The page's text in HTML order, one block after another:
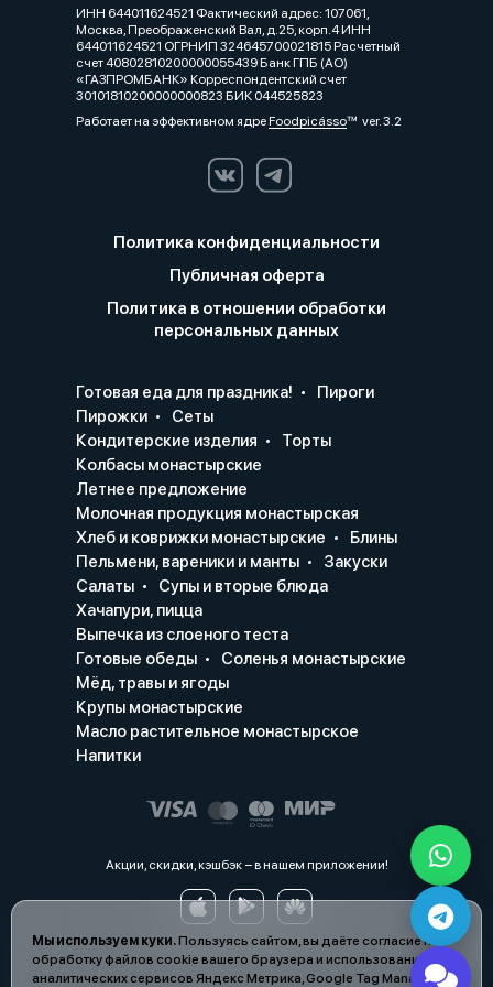
Мы используем куки.Пользуясь сайтом, вы даёте согласие на
обработку файлов cookie вашего браузера и использование
аналитических сервисов Яндекс Метрика, Google Tag Manager
ИНН 644011624521 Фактический адрес: 107061,
Москва, Преображенский Вал, д.25, корп.4 ИНН
644011624521 ОГРНИП 324645700021815 Расчетный
счет 40802810200000055439 Банк ГПБ (АО)
«ГАЗПРОМБАНК» Корреспондентский счет
30101810200000000823 БИК 044525823
Работает на эффективном ядреFoodpicássover. 3.2
Политика конфиденциальности
Публичная оферта
Политика в отношении обработки
персональных данных
Готовая еда для праздника!
Пироги
Пирожки
Сеты
Кондитерские изделия
Торты
Колбасы монастырские
Летнее предложение
Молочная продукция монастырская
Хлеб и коврижки монастырские
Блины
Пельмени, вареники и манты
Закуски
Салаты
Супы и вторые блюда
Хачапури, пицца
Выпечка из слоеного теста
Готовые обеды
Соленья монастырские
Мёд, травы и ягоды
Крупы монастырские
Масло растительное монастырское
Напитки
Акции, скидки, кэшбэк − в нашем приложении!